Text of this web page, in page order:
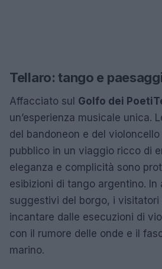
Tellaro: tango e
Affacciato sul Golfo dei Poeti
un’esperienza musicale unica.
del bandoneon e del
pubblico in un viaggio ricco di
eleganza e complicità sono
esibizioni di tango argentino. In
suggestivi del borgo, i visitatori
incantare dalle esecuzioni di
con il rumore delle onde e il
marino.